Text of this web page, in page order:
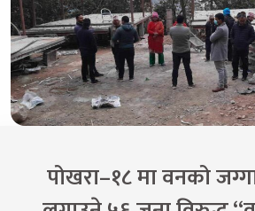
पोखरा–१८ मा वनको